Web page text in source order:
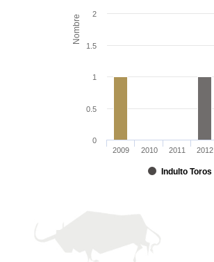
Nombre
Indulto Toros
2009 2010 2011 2012
0
0.5
1
1.5
2